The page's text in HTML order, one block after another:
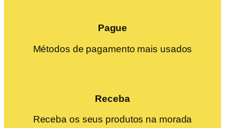
Pague
Métodos de pagamento mais usados
Receba
Receba os seus produtos na morada